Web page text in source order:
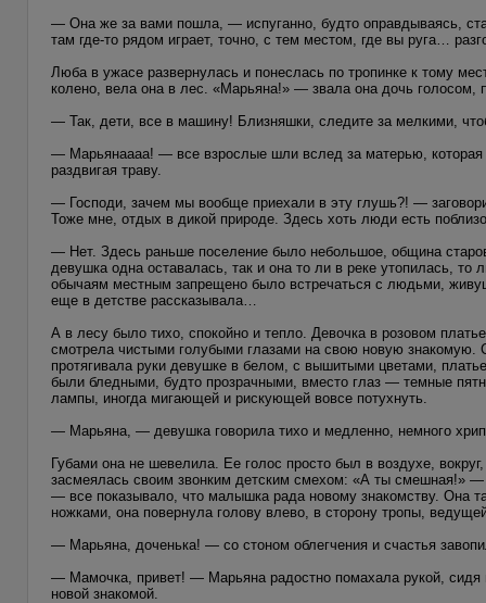
— Она же за вами пошла, — испуганно, будто оправдываясь,
там где-то рядом играет, точно, с тем местом, где вы руга…
Люба в ужасе развернулась и понеслась по тропинке к тому
колено, вела она в лес. «Марьяна!» — звала она дочь голосом,
— Так, дети, все в машину! Близняшки, следите за мелкими,
— Марьянаааа! — все взрослые шли вслед за матерью, которая
раздвигая траву.
— Господи, зачем мы вообще приехали в эту глушь?! —
Тоже мне, отдых в дикой природе. Здесь хоть люди есть
— Нет. Здесь раньше поселение было небольшое, община
девушка одна оставалась, так и она то ли в реке утопилась,
обычаям местным запрещено было встречаться с людьми,
еще в детстве рассказывала…
А в лесу было тихо, спокойно и тепло. Девочка в розовом
смотрела чистыми голубыми глазами на свою новую знакомую.
протягивала руки девушке в белом, с вышитыми цветами,
были бледными, будто прозрачными, вместо глаз — темные
лампы, иногда мигающей и рискующей вовсе потухнуть.
— Марьяна, — девушка говорила тихо и медленно, немного
Губами она не шевелила. Ее голос просто был в воздухе,
засмеялась своим звонким детским смехом: «А ты смешная!»
— все показывало, что малышка рада новому знакомству. Она
ножками, она повернула голову влево, в сторону тропы,
— Марьяна, доченька! — со стоном облегчения и счастья
— Мамочка, привет! — Марьяна радостно помахала рукой,
новой знакомой.